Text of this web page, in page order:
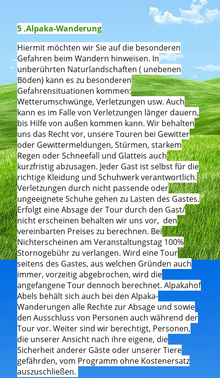
5 .Alpaka-Wanderung
Hiermit möchten wir Sie auf die besonderen
Gefahren beim Wandern hinweisen. In
unberührten Naturlandschaften ( unebenen
Böden) kann es zu besonderen
Gefahrensituationen kommen:
Wetterumschwünge, Verletzungen usw. Auch
kann es im Falle von Verletzungen länger dauern,
bis Hilfe von außen kommen kann. Wir behalten
uns das Recht vor, unsere Touren bei Gewitter
oder Gewittermeldungen, Stürmen, starkem
Regen oder Schneefall und Glatteis auch
kurzfristig abzusagen. Jeder Gast ist selbst für die
richtige Kleidung und Schuhwerk verantwortlich.
Verletzungen durch nicht passende oder
ungeeignete Schuhe gehen zu Lasten des Gastes.
Erfolgt eine Absage der Tour durch den Gast/
nicht erscheinen behalten wir uns vor, den
vereinbarten Preises zu berechnen. Bei
Nichterscheinen am Veranstaltungstag 100%
Stornogebühr zu verlangen. Wird eine Tour
seitens des Gastes, aus welchen Gründen auch
immer, vorzeitig abgebrochen, wird die
angefangene Tour dennoch berechnet. Alpakahof
Abels behält sich auch bei den Alpaka-
Wanderungen alle Rechte zur Absage und sowie
den Ausschluss von Personen auch während der
Tour vor. Weiter sind wir berechtigt, Personen,
die unserer Ansicht nach ihre eigene, die
Sicherheit anderer Gäste oder unserer Tiere
gefährden, vom Programm ohne Kostenersatz
auszuschließen.